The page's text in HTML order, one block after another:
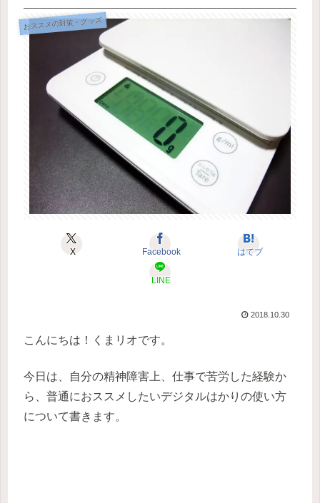
おススメの対策・グッズ
X Facebook はてブ
LINE
2018.10.30
こんにちは！くまリオです。
今日は、自分の精神障害上、仕事で苦労した経験か
ら、普通におススメしたいデジタルはかりの使い方
について書きます。